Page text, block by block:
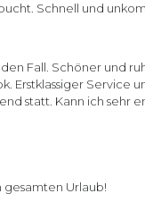
Schnell und
Fall. Schöner und
Erstklassiger Service
statt. Kann ich sehr
gesamten Urlaub!